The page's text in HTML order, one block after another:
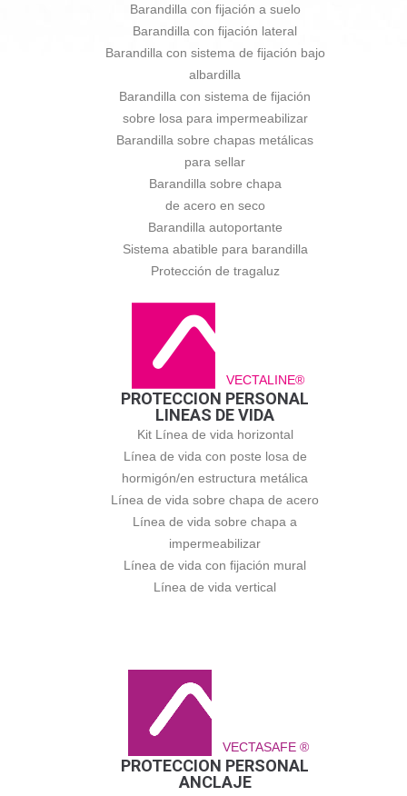
Barandilla con fijación a suelo
Barandilla con fijación lateral
Barandilla con sistema de fijación bajo
albardilla
Barandilla con sistema de fijación
sobre losa para impermeabilizar
Barandilla sobre chapas metálicas
para sellar
Barandilla sobre chapa
de acero en seco
Barandilla autoportante
Sistema abatible para barandilla
Protección de tragaluz
VECTALINE®
PROTECCION PERSONAL
LINEAS DE VIDA
Kit Línea de vida horizontal
Línea de vida con poste losa de
hormigón/en estructura metálica
Línea de vida sobre chapa de acero
Línea de vida sobre chapa a
impermeabilizar
Línea de vida con fijación mural
Línea de vida vertical
VECTASAFE ®
PROTECCION PERSONAL
ANCLAJE